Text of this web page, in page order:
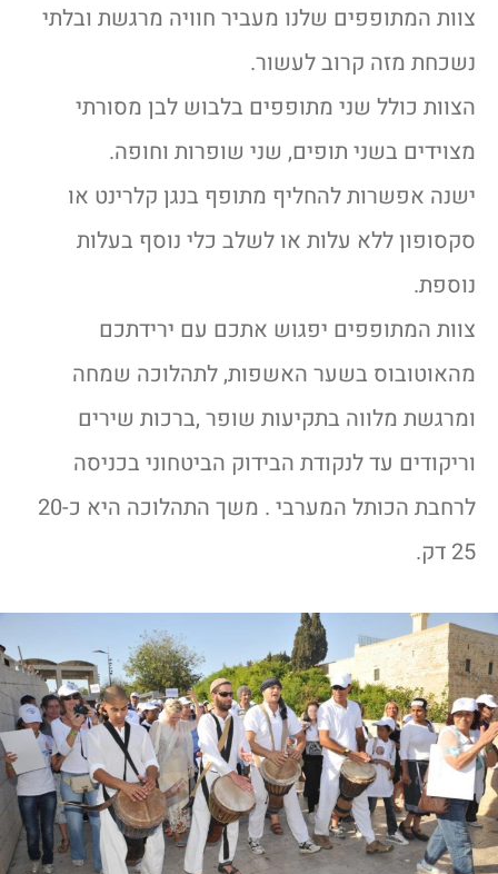
צוות המתופפים שלנו מעביר חוויה מרגשת ובלתי
נשכחת מזה קרוב לעשור.
הצוות כולל שני מתופפים בלבוש לבן מסורתי
מצוידים בשני תופים, שני שופרות וחופה.
ישנה אפשרות להחליף מתופף בנגן קלרינט או
סקסופון ללא עלות או לשלב כלי נוסף בעלות
נוספת.
צוות המתופפים יפגוש אתכם עם ירידתכם
מהאוטובוס בשער האשפות, לתהלוכה שמחה
ומרגשת מלווה בתקיעות שופר ,ברכות שירים
וריקודים עד לנקודת הבידוק הביטחוני בכניסה
לרחבת הכותל המערבי . משך התהלוכה היא כ20-
25 דק.